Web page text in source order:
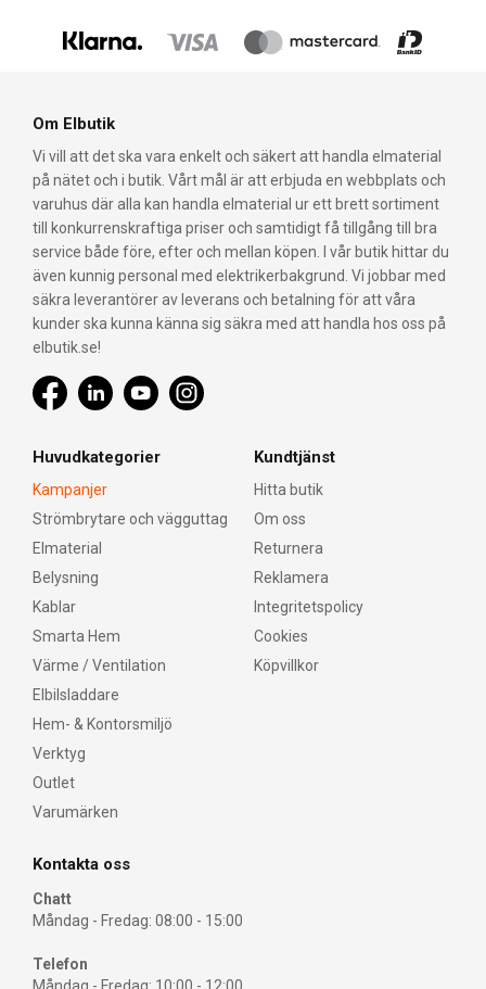
Om Elbutik
Vi vill att det ska vara enkelt och säkert att handla elmaterial
på nätet och i butik. Vårt mål är att erbjuda en webbplats och
varuhus där alla kan handla elmaterial ur ett brett sortiment
till konkurrenskraftiga priser och samtidigt få tillgång till bra
service både före, efter och mellan köpen. I vår butik hittar du
även kunnig personal med elektrikerbakgrund. Vi jobbar med
säkra leverantörer av leverans och betalning för att våra
kunder ska kunna känna sig säkra med att handla hos oss på
elbutik.se!
Huvudkategorier
Kampanjer
Strömbrytare och vägguttag
Elmaterial
Belysning
Kablar
Smarta Hem
Värme / Ventilation
Elbilsladdare
Hem- & Kontorsmiljö
Verktyg
Outlet
Varumärken
Kundtjänst
Hitta butik
Om oss
Returnera
Reklamera
Integritetspolicy
Cookies
Köpvillkor
Kontakta oss
Chatt
Måndag - Fredag: 08:00 - 15:00
Telefon